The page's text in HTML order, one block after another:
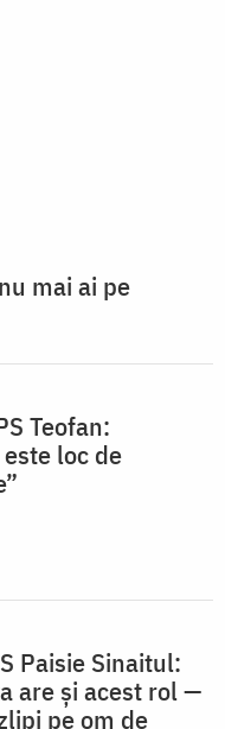
mai ai pe
Teofan:
loc de
Paisie Sinaitul:
are și acest rol —
pe om de